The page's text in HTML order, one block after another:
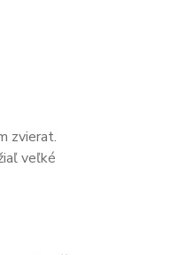
zvierat.
veľké